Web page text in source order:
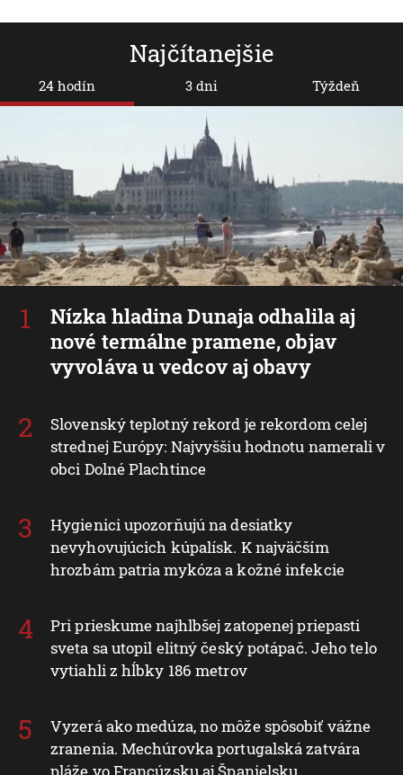
Najčítanejšie
24 hodín
Nízka hladina Dunaja odhalila aj
nové termálne pramene, objav
vyvoláva u vedcov aj obavy
Slovenský teplotný rekord je rekordom celej
strednej Európy: Najvyššiu hodnotu namerali v
obci Dolné Plachtince
Hygienici upozorňujú na desiatky
nevyhovujúcich kúpalísk. K najväčším
hrozbám patria mykóza a kožné infekcie
Pri prieskume najhlbšej zatopenej priepasti
sveta sa utopil elitný český potápač. Jeho telo
vytiahli z hĺbky 186 metrov
Vyzerá ako medúza, no môže spôsobiť vážne
zranenia. Mechúrovka portugalská zatvára
3 dni Týždeň